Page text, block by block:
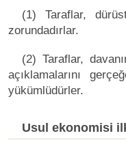
(1) Taraflar,
zorundadırlar.
(2) Taraflar,
açıklamalarını
yükümlüdürler.
Usul ekonomisi